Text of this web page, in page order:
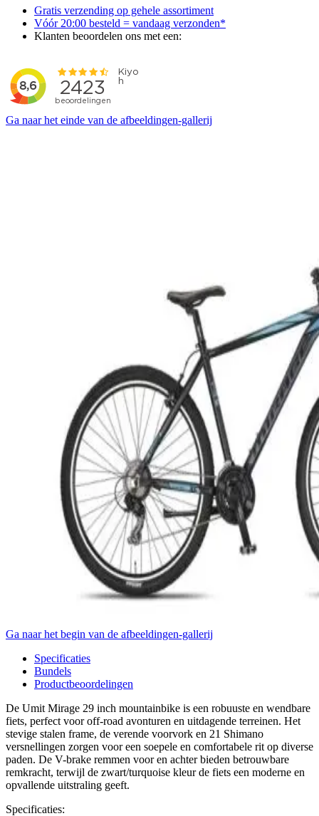
Gratis verzending op gehele assortiment
Vóór 20:00 besteld = vandaag verzonden*
Klanten beoordelen ons met een:
Ga naar het einde van de afbeeldingen-gallerij
Ga naar het begin van de afbeeldingen-gallerij
Specificaties
Bundels
Productbeoordelingen
De Umit Mirage 29 inch mountainbike is een robuuste en wendbare
fiets, perfect voor off-road avonturen en uitdagende terreinen. Het
stevige stalen frame, de verende voorvork en 21 Shimano
versnellingen zorgen voor een soepele en comfortabele rit op diverse
paden. De V-brake remmen voor en achter bieden betrouwbare
remkracht, terwijl de zwart/turquoise kleur de fiets een moderne en
opvallende uitstraling geeft.
Specificaties: